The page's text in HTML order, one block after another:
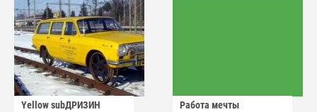
Yellow subДРИЗИН Работа мечты